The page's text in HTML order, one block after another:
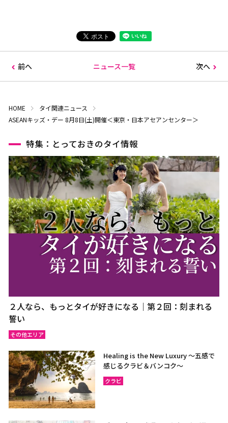
前へ ニュース一覧 次へ
HOME
タイ関連ニュース
ASEANキッズ・デー 8月8日(土)開催＜東京・日本アセアンセンター＞
特集：とっておきのタイ情報
２人なら、もっとタイが好きになる｜第２回：刻まれる
誓い
その他エリア
Healing is the New Luxury ～五感で
感じるクラビ＆バンコク～
クラビ